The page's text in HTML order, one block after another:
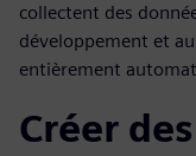
collectent des
développement et
entièrement
Créer